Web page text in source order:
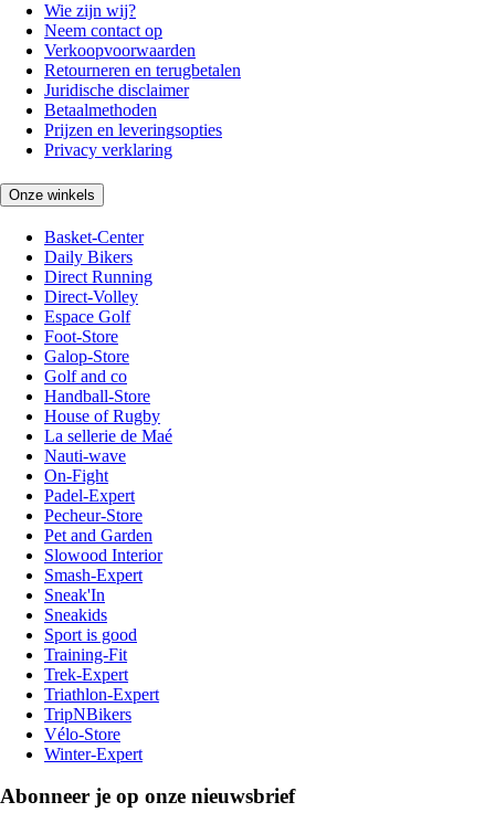
Wie zijn wij?
Neem contact op
Verkoopvoorwaarden
Retourneren en terugbetalen
Juridische disclaimer
Betaalmethoden
Prijzen en leveringsopties
Privacy verklaring
Onze winkels
Basket-Center
Daily Bikers
Direct Running
Direct-Volley
Espace Golf
Foot-Store
Galop-Store
Golf and co
Handball-Store
House of Rugby
La sellerie de Maé
Nauti-wave
On-Fight
Padel-Expert
Pecheur-Store
Pet and Garden
Slowood Interior
Smash-Expert
Sneak'In
Sneakids
Sport is good
Training-Fit
Trek-Expert
Triathlon-Expert
TripNBikers
Vélo-Store
Winter-Expert
Abonneer je op onze nieuwsbrief